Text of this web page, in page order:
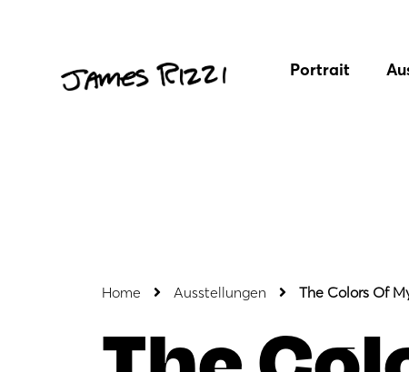
Portrait
Home Ausstellungen The Colors Of